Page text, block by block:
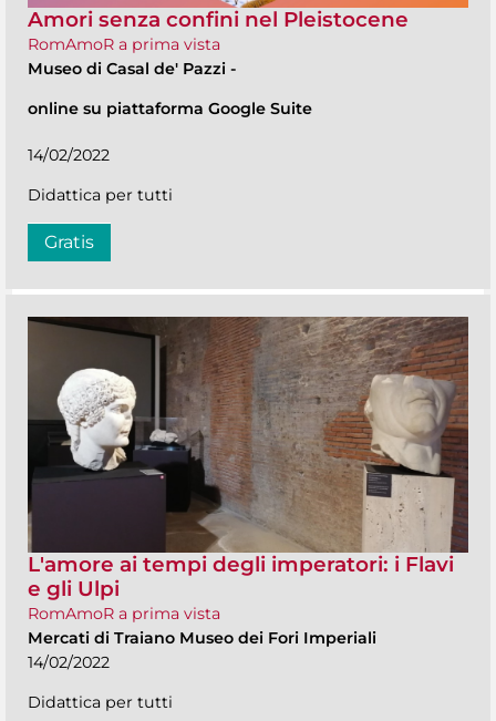
Amori senza confini nel Pleistocene
RomAmoR a prima vista
Museo di Casal de' Pazzi -
online su piattaforma Google Suite
14/02/2022
Didattica per tutti
Gratis
L'amore ai tempi degli imperatori: i Flavi
e gli Ulpi
RomAmoR a prima vista
Mercati di Traiano Museo dei Fori Imperiali
14/02/2022
Didattica per tutti